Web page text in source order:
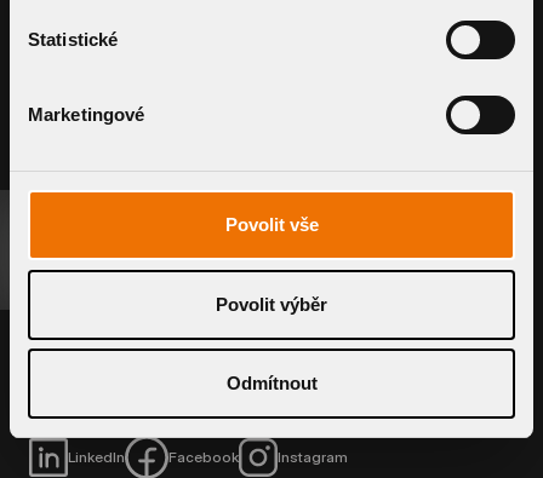
Statistické
Marketingové
Povolit vše
Povolit výběr
Odmítnout
DOPLŇKY
Náměstí Viléma Mrštíka 62
664 81 Ostrovačice, Česká Republika
hod
hod
LinkedIn
Facebook Instagram